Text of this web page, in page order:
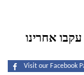
עקבו אחרינו
Visit our Facebook